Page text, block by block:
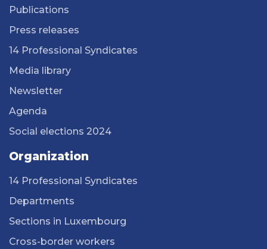
Publications
Press releases
14 Professional Syndicates
Media library
Newsletter
Agenda
Social elections 2024
Organization
14 Professional Syndicates
Departments
Sections in Luxembourg
Cross-border workers